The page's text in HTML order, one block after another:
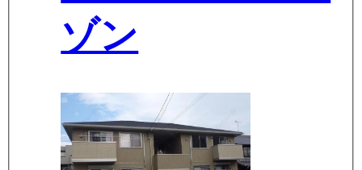
ゾン